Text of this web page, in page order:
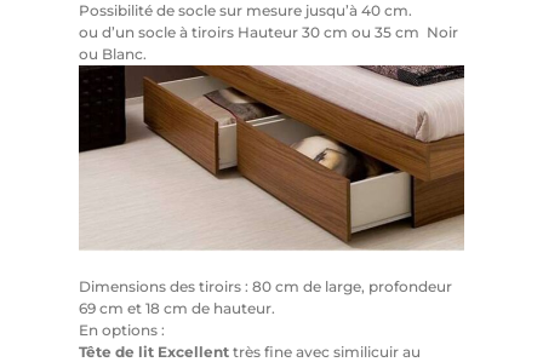
Possibilité de socle sur mesure jusqu’à 40 cm.
ou d’un socle à tiroirs Hauteur 30 cm ou 35 cm Noir
ou Blanc.
Dimensions des tiroirs : 80 cm de large, profondeur
69 cm et 18 cm de hauteur.
En options :
Tête de lit Excellent très fine avec similicuir au